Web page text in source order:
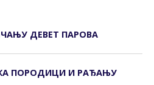
ДЕВЕТ ПАРОВА
ПОРОДИЦИ И РАЂАЊУ